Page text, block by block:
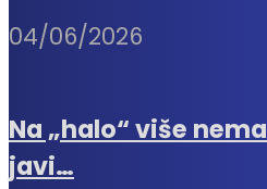
04/06/2026
Na „halo“ više
javi…